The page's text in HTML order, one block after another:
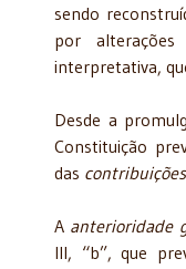
sendo
por alterações
interpretativa,
Desde a
Constituição
das contribuições
A anterioridade
III, “b”, que